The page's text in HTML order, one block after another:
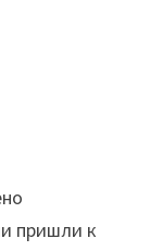
пришли к